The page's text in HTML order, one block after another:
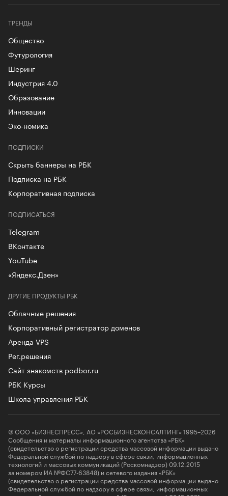
ТРЕНДЫ
Общество
Футурология
Шеринг
Индустрия 4.0
Образование
Инновации
Эко-номика
ПОДПИСКИ
Скрыть баннеры на РБК
Подписка на РБК
Корпоративная подписка
ДРУГИЕ ПРОДУКТЫ РБК
Облачные решения
Корпоративный регистратор доменов
Аренда VPS
Рег.решения
Сайт знакомств podbor.ru
РБК Курсы
Школа управления РБК
ПОДПИСАТЬСЯ
Telegram
ВКонтакте
YouTube
«Яндекс.Дзен»
© ООО «БИЗНЕСПРЕСС», АО «РОСБИЗНЕСКОНСАЛТИНГ» 1995–2026
Сообщения и материалы информационного агентства «РБК»
(свидетельство о регистрации средства массовой информации выдано
Федеральной службой по надзору в сфере связи, информационных
технологий и массовых коммуникаций (Роскомнадзор) 09.12.2015
за номером ИА №ФС77-63848) и сетевого издания «РБК»
(свидетельство о регистрации средства массовой информации выдано
Федеральной службой по надзору в сфере связи, информационных